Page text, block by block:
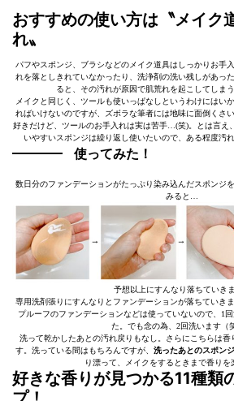
おすすめの使い方は〝メイク
れ〟
パフやスポンジ、ブラシなどのメイク道具はしっかりお手
れを落としきれていなかったり、洗浄剤の洗い残しがあっ
ると、その汚れが原因で肌荒れを起こしてしま
メイクと同じく、ツールも使いっぱなしというわけにはい
ればいけないのですが、ズボラな筆者には地味に面倒くさ
好きだけど、ツールのお手入れは実は苦手…(笑)。とは言え
いやすいスポンジは繰り返し使いたいので、ある程度汚
使ってみた！
数日分のファンデーションがたっぷり染み込んだスポンジ
みると…
予想以上にすんなり落ちていき
専用洗剤張りにすんなりとファンデーションが落ちていき
プルーフのファンデーションなどは使っていないので、1
た。でも念の為、2回洗います（
洗って乾かしたあとの汚れ戻りもなし。さらにこちらは
す。洗っている間はもちろんですが、 洗ったあとのスポン
り漂って、メイクをするときまで香りを
好きな香りが見つかる11種類